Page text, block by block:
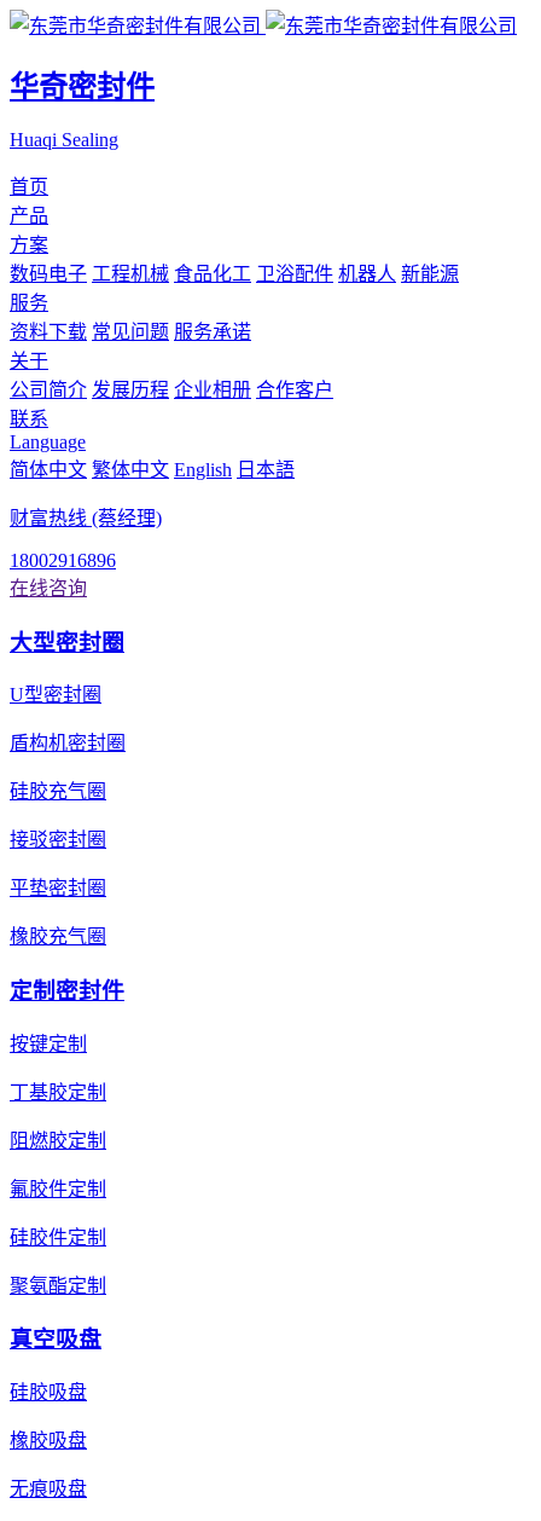
华奇密封件
Huaqi Sealing
首页
产品
方案
数码电子 工程机械 食品化工 卫浴配件 机器人 新能源
服务
资料下载 常见问题 服务承诺
关于
公司简介 发展历程 企业相册 合作客户
联系
Language
简体中文 繁体中文 English 日本語
财富热线 (蔡经理)
18002916896
在线咨询
大型密封圈
U型密封圈
盾构机密封圈
硅胶充气圈
接驳密封圈
平垫密封圈
橡胶充气圈
定制密封件
按键定制
丁基胶定制
阻燃胶定制
氟胶件定制
硅胶件定制
聚氨酯定制
真空吸盘
硅胶吸盘
橡胶吸盘
无痕吸盘